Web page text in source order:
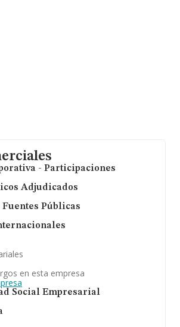
- Participaciones
Adjudicados
Públicas
en esta empresa
Social Empresarial